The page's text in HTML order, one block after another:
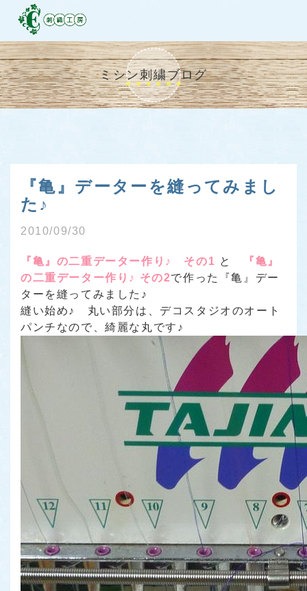
ミシン刺繍ブログ
『亀』データーを縫ってみまし
た♪
2010/09/30
『亀』の二重データー作り♪ その1 と
『亀』
の二重データー作り♪ その2で作った『亀』デー
ターを縫ってみました♪
縫い始め♪ 丸い部分は、デコスタジオのオート
パンチなので、綺麗な丸です♪